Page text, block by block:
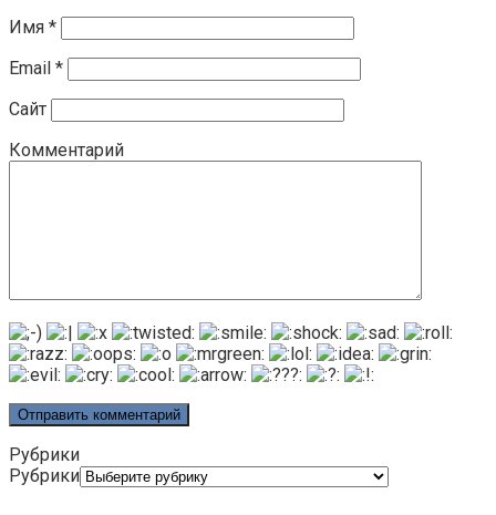
Имя *
Email *
Сайт
Комментарий
Рубрики
Рубрики